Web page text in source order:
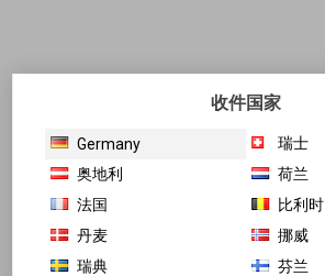
收件国家
Germany
瑞士
奥地利
荷兰
法国
比利时
丹麦
挪威
瑞典
芬兰